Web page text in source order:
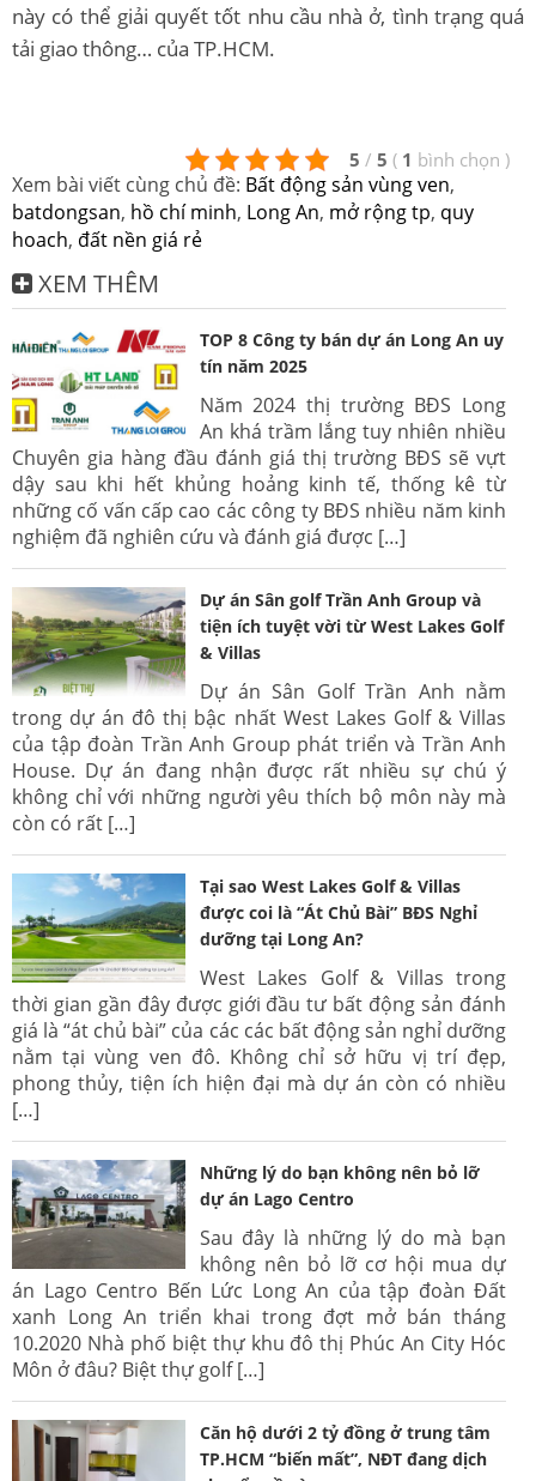
này có thể giải quyết tốt nhu cầu nhà ở, tình trạng quá
tải giao thông… của TP.HCM.
5 / 5 ( 1 bình chọn )
Xem bài viết cùng chủ đề: Bất động sản vùng ven,
batdongsan, hồ chí minh, Long An, mở rộng tp, quy
hoach, đất nền giá rẻ
XEM THÊM
TOP 8 Công ty bán dự án Long An uy
tín năm 2025
Năm 2024 thị trường BĐS Long
An khá trầm lắng tuy nhiên nhiều
Chuyên gia hàng đầu đánh giá thị trường BĐS sẽ vựt
dậy sau khi hết khủng hoảng kinh tế, thống kê từ
những cố vấn cấp cao các công ty BĐS nhiều năm kinh
nghiệm đã nghiên cứu và đánh giá được […]
Dự án Sân golf Trần Anh Group và
tiện ích tuyệt vời từ West Lakes Golf
& Villas
Dự án Sân Golf Trần Anh nằm
trong dự án đô thị bậc nhất West Lakes Golf & Villas
của tập đoàn Trần Anh Group phát triển và Trần Anh
House. Dự án đang nhận được rất nhiều sự chú ý
không chỉ với những người yêu thích bộ môn này mà
còn có rất […]
Tại sao West Lakes Golf & Villas
được coi là “Át Chủ Bài” BĐS Nghỉ
dưỡng tại Long An?
West Lakes Golf & Villas trong
thời gian gần đây được giới đầu tư bất động sản đánh
giá là “át chủ bài” của các các bất động sản nghỉ dưỡng
nằm tại vùng ven đô. Không chỉ sở hữu vị trí đẹp,
phong thủy, tiện ích hiện đại mà dự án còn có nhiều
[…]
Những lý do bạn không nên bỏ lỡ
dự án Lago Centro
Sau đây là những lý do mà bạn
không nên bỏ lỡ cơ hội mua dự
án Lago Centro Bến Lức Long An của tập đoàn Đất
xanh Long An triển khai trong đợt mở bán tháng
10.2020 Nhà phố biệt thự khu đô thị Phúc An City Hóc
Môn ở đâu? Biệt thự golf […]
Căn hộ dưới 2 tỷ đồng ở trung tâm
TP.HCM “biến mất”, NĐT đang dịch